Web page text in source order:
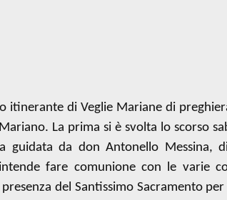
itinerante di Veglie Mariane di
La prima si è svolta lo scorso
guidata da don Antonello Messina,
fare comunione con le varie
del Santissimo Sacramento